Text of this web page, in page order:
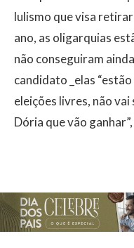
lulismo que visa
ano, as oligarquias
não conseguiram
candidato _elas
eleições livres, não
Dória que vão